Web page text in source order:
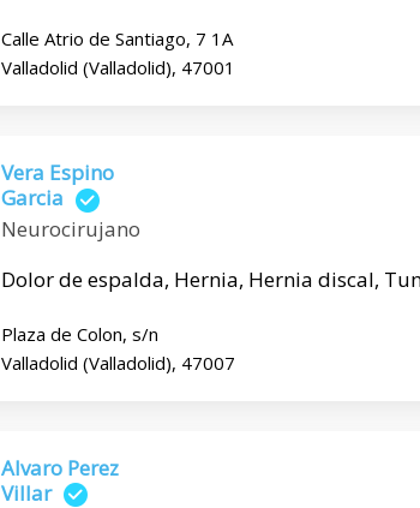
Calle Atrio de Santiago, 7 1A
Valladolid (Valladolid), 47001
Vera Espino
Garcia
Neurocirujano
Dolor de espalda, Hernia, Hernia discal,
Plaza de Colon, s/n
Valladolid (Valladolid), 47007
Alvaro Perez
Villar